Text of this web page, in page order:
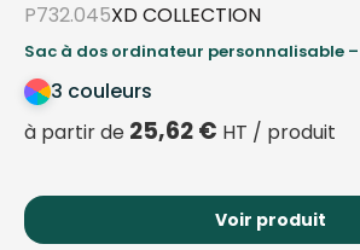
P732.045XD COLLECTION
Sac à dos ordinateur personnalisable –
3 couleurs
à partir de 25,62€ HT / produit
Voir produit